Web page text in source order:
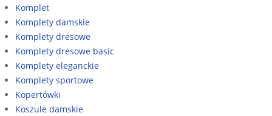
Komplet
Komplety damskie
Komplety dresowe
Komplety dresowe basic
Komplety eleganckie
Komplety sportowe
Kopertówki
Koszule damskie